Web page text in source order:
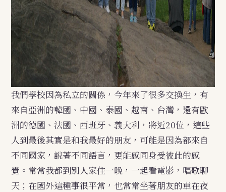
我們學校因為私立的關係，今年來了很多交換生，有
來自亞洲的韓國、中國、泰國、越南、台灣，還有歐
洲的德國、法國、西班牙、義大利，將近20位，這些
人到最後其實是和我最好的朋友，可能是因為都來自
不同國家，說著不同語言，更能感同身受彼此的感
覺。常常我都到別人家住一晚，一起看電影，唱歌聊
天；在國外這種事很平常，也常常坐著朋友的車在夜